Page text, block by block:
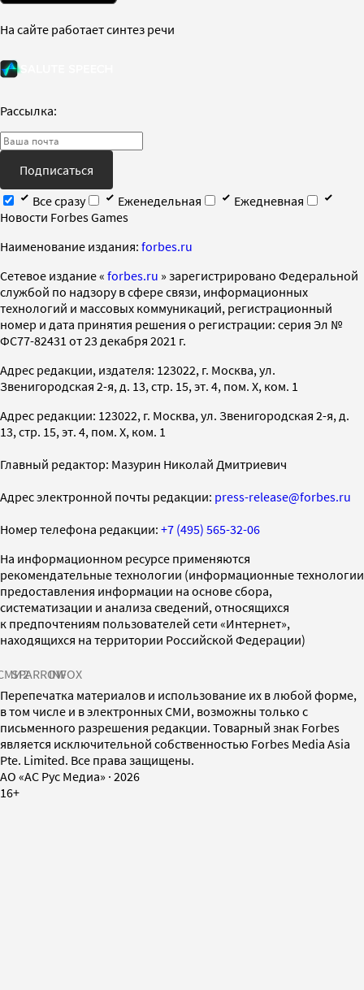
На сайте работает синтез речи
Рассылка:
Подписаться
Все сразу
Еженедельная
Ежедневная
Новости Forbes Games
Наименование издания: forbes.ru
Cетевое издание « forbes.ru » зарегистрировано Федеральной
службой по надзору в сфере связи, информационных
технологий и массовых коммуникаций, регистрационный
номер и дата принятия решения о регистрации: серия Эл №
ФС77-82431 от 23 декабря 2021 г.
Адрес редакции, издателя: 123022, г. Москва, ул.
Звенигородская 2-я, д. 13, стр. 15, эт. 4, пом. X, ком. 1
Адрес редакции: 123022, г. Москва, ул. Звенигородская 2-я, д.
13, стр. 15, эт. 4, пом. X, ком. 1
Главный редактор: Мазурин Николай Дмитриевич
Адрес электронной почты редакции: press-release@forbes.ru
Номер телефона редакции: +7 (495) 565-32-06
На информационном ресурсе применяются
рекомендательные технологии (информационные технологии
предоставления информации на основе сбора,
систематизации и анализа сведений, относящихся
к предпочтениям пользователей сети «Интернет»,
находящихся на территории Российской Федерации)
SPARROWINFOX
Перепечатка материалов и использование их в любой форме,
в том числе и в электронных СМИ, возможны только с
письменного разрешения редакции. Товарный знак Forbes
является исключительной собственностью Forbes Media Asia
Pte. Limited. Все права защищены.
AO «АС Рус Медиа» · 2026
16+